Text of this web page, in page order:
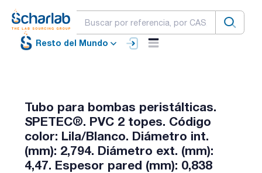
Resto del Mundo
Tubo para bombas peristálticas.
SPETEC®. PVC 2 topes. Código
color: Lila/Blanco. Diámetro int.
(mm): 2,794. Diámetro ext. (mm):
4,47. Espesor pared (mm): 0,838